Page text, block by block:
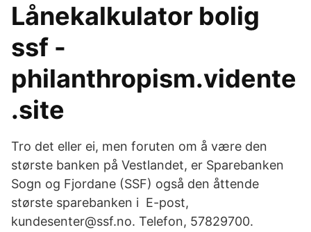
Lånekalkulator bolig
ssf -
philanthropism.vidente
.site
Tro det eller ei, men foruten om å være den
største banken på Vestlandet, er Sparebanken
Sogn og Fjordane (SSF) også den åttende
største sparebanken i E-post,
kundesenter@ssf.no. Telefon, 57829700.